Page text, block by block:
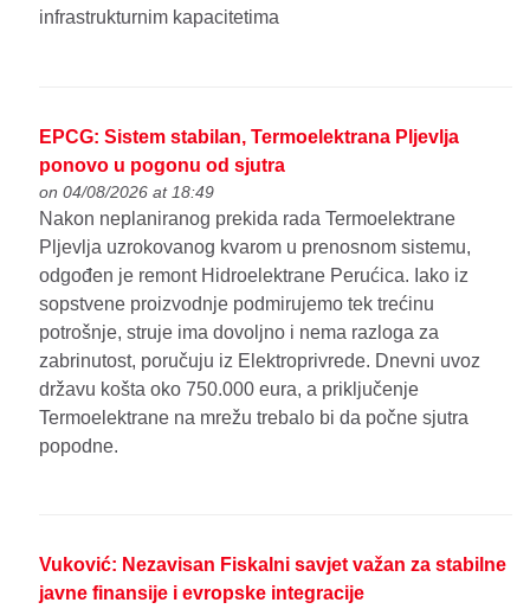
infrastrukturnim kapacitetima
EPCG: Sistem stabilan, Termoelektrana Pljevlja
ponovo u pogonu od sjutra
on 04/08/2026 at 18:49
Nakon neplaniranog prekida rada Termoelektrane
Pljevlja uzrokovanog kvarom u prenosnom sistemu,
odgođen je remont Hidroelektrane Perućica. Iako iz
sopstvene proizvodnje podmirujemo tek trećinu
potrošnje, struje ima dovoljno i nema razloga za
zabrinutost, poručuju iz Elektroprivrede. Dnevni uvoz
državu košta oko 750.000 eura, a priključenje
Termoelektrane na mrežu trebalo bi da počne sjutra
popodne.
Vuković: Nezavisan Fiskalni savjet važan za stabilne
javne finansije i evropske integracije